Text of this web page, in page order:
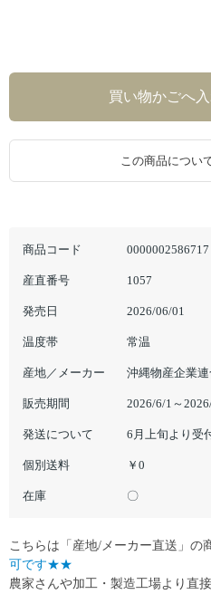
商品コード 0000002586717
産直番号 1057
発売日 2026/06/01
温度帯 常温
産地／メーカー 沖縄物産企業連
販売期間 2026/6/1～
発送について 6月上旬より受
個別送料 ￥0
在庫 〇
この商品につい
こちらは「産地/メーカー直送」の
可です★★
農家さんや加工・製造工場より直